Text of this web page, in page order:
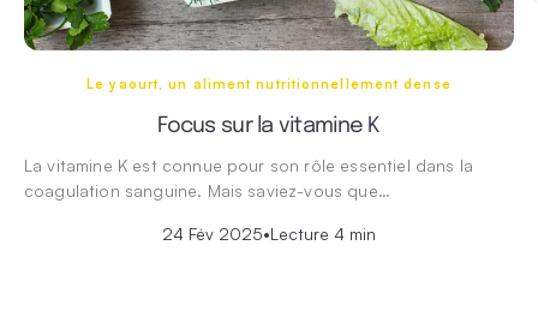
Le yaourt, un aliment nutritionnellement dense
Focus sur la vitamine K
La vitamine K est connue pour son rôle essentiel dans la
coagulation sanguine. Mais saviez-vous que…
24 Fév 2025•Lecture 4 min